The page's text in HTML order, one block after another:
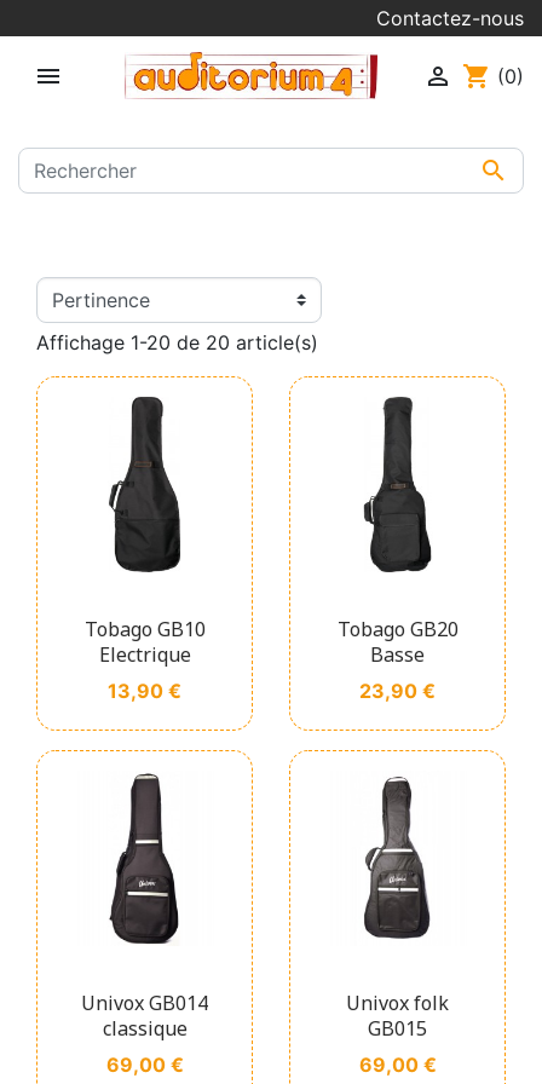
Contactez-nous


 shopping_cart (0)
Affichage 1-20 de 20 article(s)
Tobago GB10
Electrique
Prix
13,90 €
Tobago GB20
Basse
Prix
23,90 €
Univox GB014
classique
Prix
69,00 €
Univox folk
GB015
Prix
69,00 €